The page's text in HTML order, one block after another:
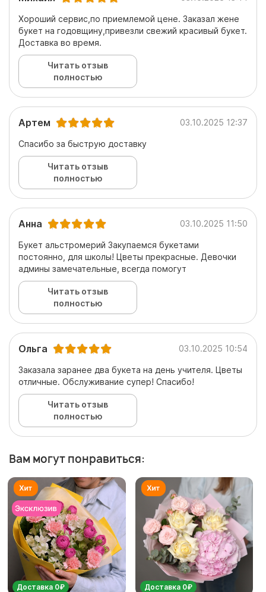
Хороший сервис,по приемлемой цене. Заказал жене
букет на годовщину,привезли свежий красивый букет.
Доставка во время.
Читать отзыв
полностью
Артем 03.10.2025 12:37
Спасибо за быструю доставку
Читать отзыв
полностью
Анна 03.10.2025 11:50
Букет альстромерий Закупаемся букетами
постоянно, для школы! Цветы прекрасные. Девочки
админы замечательные, всегда помогут
Читать отзыв
полностью
Ольга 03.10.2025 10:54
Заказала заранее два букета на день учителя. Цветы
отличные. Обслуживание супер! Спасибо!
Читать отзыв
полностью
Вам могут понравиться:
Доставка 0₽ Доставка 0₽